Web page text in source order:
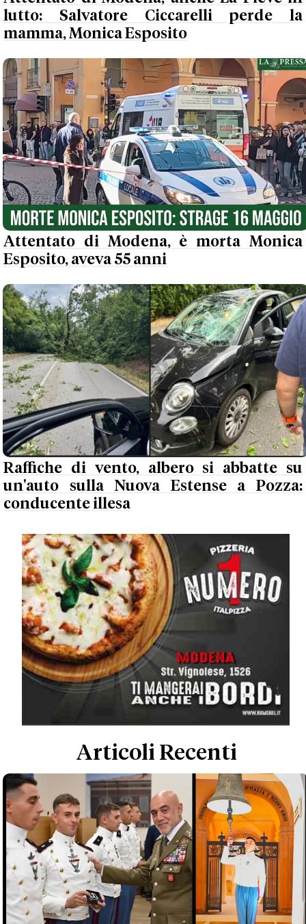
lutto: Salvatore Ciccarelli perde la
mamma, Monica Esposito
Attentato di Modena, è morta Monica
Esposito, aveva 55 anni
Raffiche di vento, albero si abbatte su
un'auto sulla Nuova Estense a Pozza:
conducente illesa
Articoli Recenti